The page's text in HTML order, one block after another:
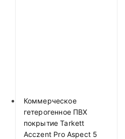
Коммерческое
гетерогенное ПВХ
покрытие Tarkett
Acczent Pro Aspect 5